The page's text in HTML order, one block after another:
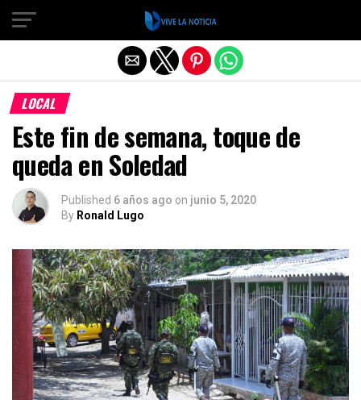
LOCAL
Este fin de semana, toque de
queda en Soledad
Published 6 años ago on junio 5, 2020
By Ronald Lugo
Salir de la versión móvil